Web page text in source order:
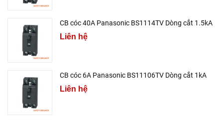
CB cóc 40A Panasonic BS1114TV Dòng cắt 1.5kA
Liên hệ
CB cóc 6A Panasonic BS11106TV Dòng cắt 1kA
Liên hệ